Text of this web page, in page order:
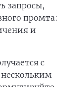
запросы,
промта:
и
с
нескольким